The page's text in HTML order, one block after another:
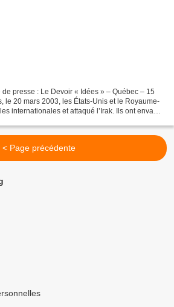
presse : Le Devoir « Idées » – Québec – 15
le 20 mars 2003, les États-Unis et le Royaume-
internationales et attaqué l’Irak. Ils ont envahi
< Page précédente